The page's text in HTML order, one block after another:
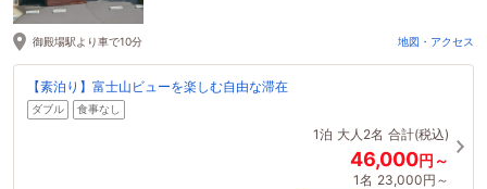
御殿場駅より車で10分 地図・アクセス
【素泊り】富士山ビューを楽しむ自由な滞在
ダブル 食事なし
1泊 大人2名 合計(税込)
46,000円～
1名 23,000円～